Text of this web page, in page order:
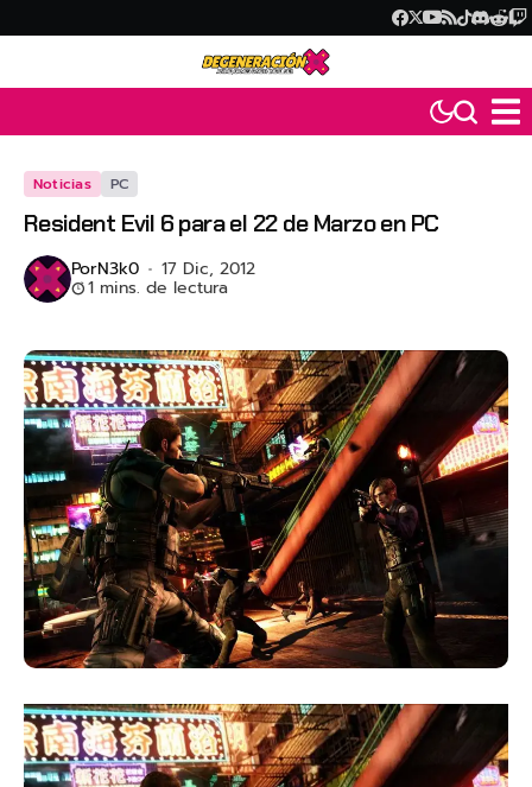
Noticias PC
Resident Evil 6 para el 22 de Marzo en PC
PorN3k0 17 Dic, 2012
1 mins. de lectura